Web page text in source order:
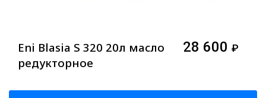
Eni Blasia S 320 20л масло
редукторное
28 600 ₽